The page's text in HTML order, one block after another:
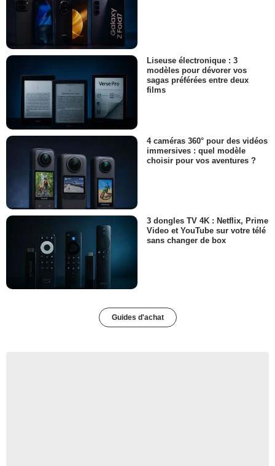
Liseuse électronique : 3
modèles pour dévorer vos
sagas préférées entre deux
films
4 caméras 360° pour des vidéos
immersives : quel modèle
choisir pour vos aventures ?
3 dongles TV 4K : Netflix, Prime
Video et YouTube sur votre télé
sans changer de box
Guides d'achat